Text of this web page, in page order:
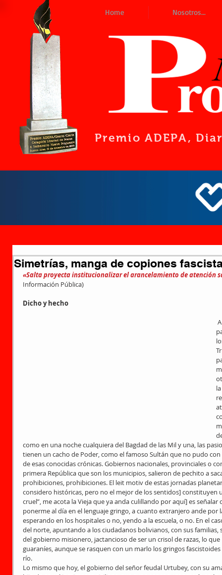
Home Nosotros...
Premio ADEPA,
Simetrías, manga de copiones
«Salta proyecta institucionalizar el arancelamiento de atención
Información Pública)
Dicho y hecho
como en una noche cualquiera del Bagdad de las Mil y una, las
tienen un cacho de Poder, como el famoso Sultán que no pudo
de esas conocidas crónicas. Gobiernos nacionales, provinciales o
primera República que son los municipios, salieron de pechito a
prohibiciones, prohibiciones. El leit motiv de estas jornadas
considero históricas, pero no el mejor de los sentidos] constituyen
cruel”, me acota la Vieja que ya anda culillando por aquí] es
ponerme al día en el lenguaje gringo, a cuanto extranjero ande
esperando en los hospitales o no, yendo a la escuela, o no. En el
del norte, apuntando a los ciudadanos bolivianos, con sus familias,
del gobierno misionero, jactancioso de ser un crisol de razas, lo
guaraníes, aunque se rasquen con un marlo los gringos
río.
Lo mismo que hoy, el gobierno del señor feudal Urtubey, con su